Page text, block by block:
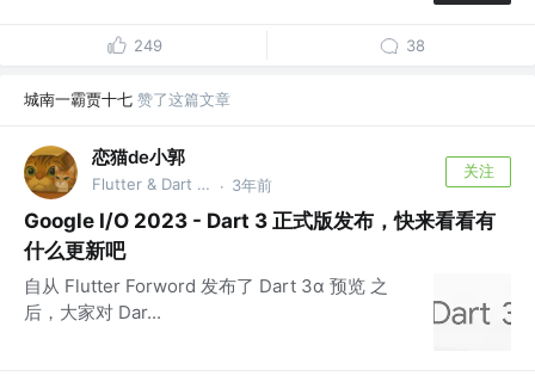
249 38
城南一霸贾十七 赞了这篇文章
恋猫de小郭
Flutter & Dart GDE @🏆 掘金签约作者 · 3年前
关注
Google I/O 2023 - Dart 3 正式版发布，快来看看有
什么更新吧
自从 Flutter Forword 发布了 Dart 3α 预览 之
后，大家对 Dar...